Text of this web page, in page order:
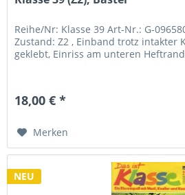
Reihe/Nr: Klasse 39 Art-Nr.: G-
Zustand: Z2 , Einband trotz intakter
geklebt, Einriss am unteren
18,00 € *
Merken
NEU